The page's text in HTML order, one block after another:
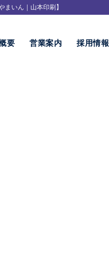
いん｜山本印刷】
要 営業案内 採用情報